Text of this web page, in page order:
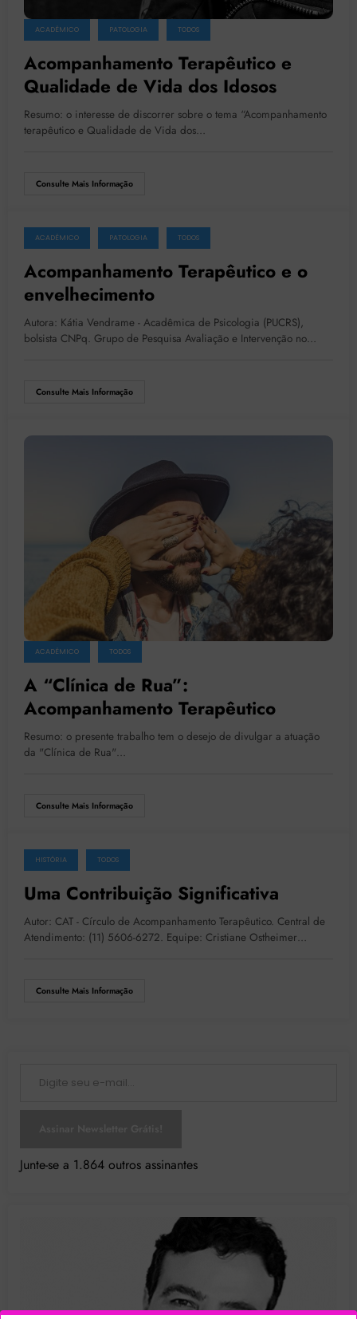
ACADÊMICO PATOLOGIA TODOS
Acompanhamento Terapêutico e
Qualidade de Vida dos Idosos
Resumo: o interesse de discorrer sobre o tema “Acompanhamento
terapêutico e Qualidade de Vida dos…
Consulte Mais Informação
ACADÊMICO PATOLOGIA TODOS
Acompanhamento Terapêutico e o
envelhecimento
Autora: Kátia Vendrame - Acadêmica de Psicologia (PUCRS),
bolsista CNPq. Grupo de Pesquisa Avaliação e Intervenção no…
Consulte Mais Informação
ACADÊMICO TODOS
A “Clínica de Rua”:
Acompanhamento Terapêutico
Resumo: o presente trabalho tem o desejo de divulgar a atuação
da "Clínica de Rua"…
Consulte Mais Informação
HISTÓRIA TODOS
Uma Contribuição Significativa
Autor: CAT - Círculo de Acompanhamento Terapêutico. Central de
Atendimento: (11) 5606-6272. Equipe: Cristiane Ostheimer…
Consulte Mais Informação
Junte-se a 1.864 outros assinantes